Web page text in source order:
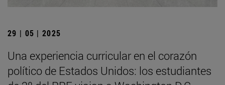
29 | 05 | 2025
Una experiencia curricular en el corazón
político de Estados Unidos: los estudiantes